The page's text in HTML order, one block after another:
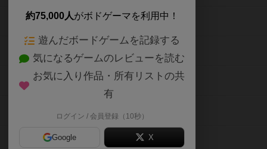
約75,000人がボドゲーマを利用中！
遊んだボードゲームを記録する
気になるゲームのレビューを読む
お気に入り作品・所有リストの共
有
ログイン / 会員登録（10秒）
Google X
ボードゲームの新着レビュー
ボードゲーム会情報
メカニクス特集
掲示板・トピックス
ボドとも・会員一覧